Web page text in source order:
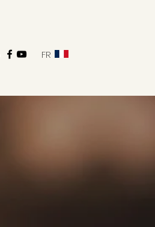
FR